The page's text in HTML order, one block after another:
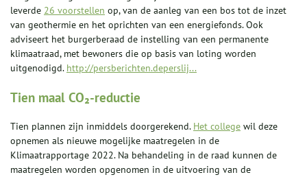
leverde 26 voorstellen op, van de aanleg van een bos tot de inzet
van geothermie en het oprichten van een energiefonds. Ook
adviseert het burgerberaad de instelling van een permanente
klimaatraad, met bewoners die op basis van loting worden
uitgenodigd. http://persberichten.deperslij...
Tien maal CO₂-reductie
Tien plannen zijn inmiddels doorgerekend. Het college wil deze
opnemen als nieuwe mogelijke maatregelen in de
Klimaatrapportage 2022. Na behandeling in de raad kunnen de
maatregelen worden opgenomen in de uitvoering van de